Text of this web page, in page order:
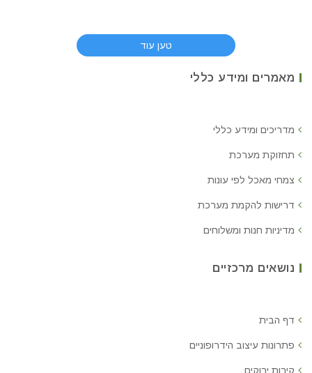
טען עוד
מאמרים ומידע כללי
מדריכים ומידע כללי
תחזוקת מערכת
צמחי מאכל לפי עונות
דרישות להקמת מערכת
מדיניות חנות ומשלוחים
נושאים מרכזיים
דף הבית
פתרונות עיצוב הידרופוניים
קירות ירוקים